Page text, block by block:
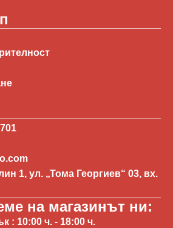
1, ул. „Тома Георгиев“ 03, вх.
на магазинът ни:
: 10:00 ч. - 18:00 ч.